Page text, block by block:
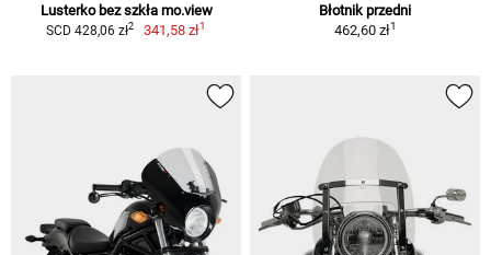
Lusterko bez szkła mo.view
SCD 428,06 zł2 341,58 zł1
Błotnik przedni
462,60 zł1